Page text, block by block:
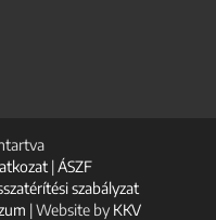
|ÁSZF
szabályzat
| Website by KKV